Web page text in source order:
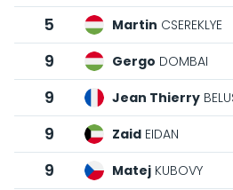
5 Martin CSEREKLYE
9 Gergo DOMBAI
9 Jean Thierry
9 Zaid EIDAN
9 Matej KUBOVY